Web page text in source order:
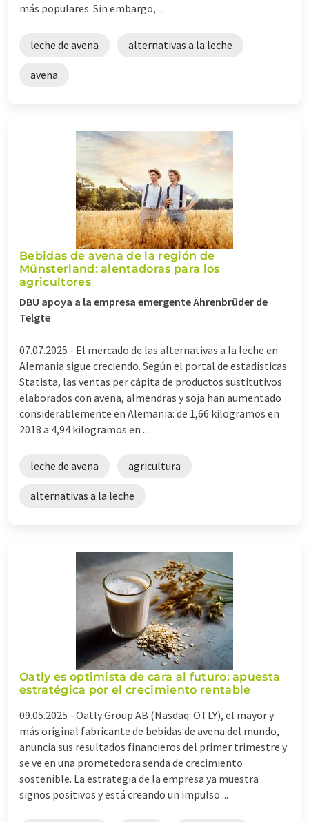
más populares. Sin embargo, ...
leche de avena alternativas a la leche
avena
Bebidas de avena de la región de
Münsterland: alentadoras para los
agricultores
DBU apoya a la empresa emergente Ährenbrüder de
Telgte
07.07.2025 - El mercado de las alternativas a la leche en
Alemania sigue creciendo. Según el portal de estadísticas
Statista, las ventas per cápita de productos sustitutivos
elaborados con avena, almendras y soja han aumentado
considerablemente en Alemania: de 1,66 kilogramos en
2018 a 4,94 kilogramos en ...
leche de avena agricultura
alternativas a la leche
Oatly es optimista de cara al futuro: apuesta
estratégica por el crecimiento rentable
09.05.2025 - Oatly Group AB (Nasdaq: OTLY), el mayor y
más original fabricante de bebidas de avena del mundo,
anuncia sus resultados financieros del primer trimestre y
se ve en una prometedora senda de crecimiento
sostenible. La estrategia de la empresa ya muestra
signos positivos y está creando un impulso ...